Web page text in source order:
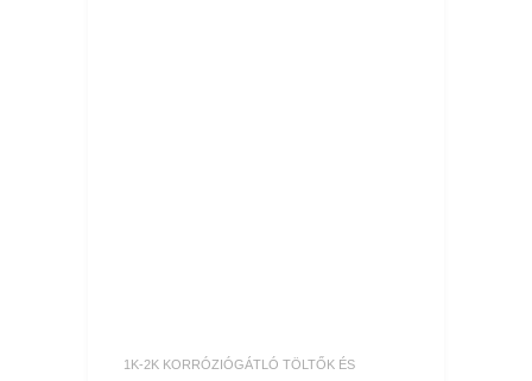
1K-2K KORRÓZIÓGÁTLÓ TÖLTŐK ÉS